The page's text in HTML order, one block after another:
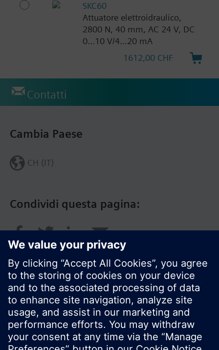
SKC60
Attuatore elettroidraulico,
2800 N, 40 mm, AC 24 V, DC
0...10 V/4...20 mA
1612,00 CHF
Contatti
Condividi questa pagina:
Cambia Paese
CH (IT)
© Siemens Switzerland Ltd. 2018
I prodotti e i pressi possono variare a seconda del